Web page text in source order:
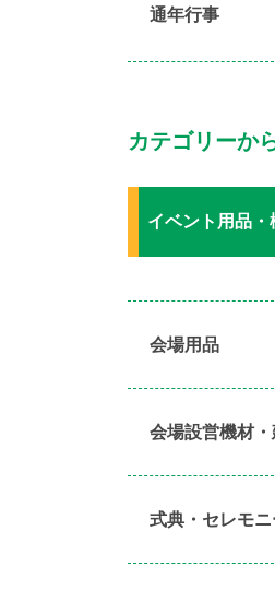
通年行事
カテゴリーか
イベント用品・
会場用品
会場設営機材
式典・セレモ